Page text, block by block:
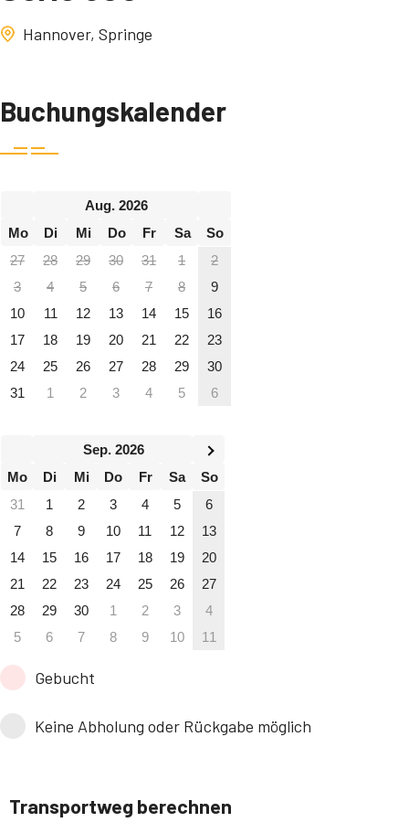
Hannover, Springe
Buchungskalender
Aug. 2026
Mo
Di Mi Do Fr Sa
So
27
28 29 30 31 1
2
3
4 5 6 7 8
9
10
11 12 13 14 15
16
17
18 19 20 21 22
23
24
25 26 27 28 29
30
31
1 2 3 4 5 6
Sep. 2026
Mo
Di Mi Do Fr Sa
So
31
1 2 3 4 5
6
7
8 9 10 11 12
13
14
15 16 17 18 19
20
21
22 23 24 25 26
27
28
29 30 1 2 3
4
5
6 7 8 9 10 11
Gebucht
Keine Abholung oder Rückgabe möglich
Transportweg berechnen